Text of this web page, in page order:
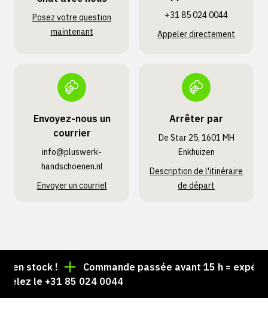
Posez votre question
maintenant
+31 85 024 0044
Appeler directement
Envoyez-nous un
courrier
info@pluswerk­
handschoenen.nl
Envoyer un courriel
Arrêter par
De Star 25, 1601 MH
Enkhuizen
Description de l'itinéraire
de départ
stock !
Commande passée avant 15 h = expédiée
le +31 85 024 0044